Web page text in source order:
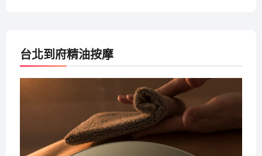
台北到府精油按摩